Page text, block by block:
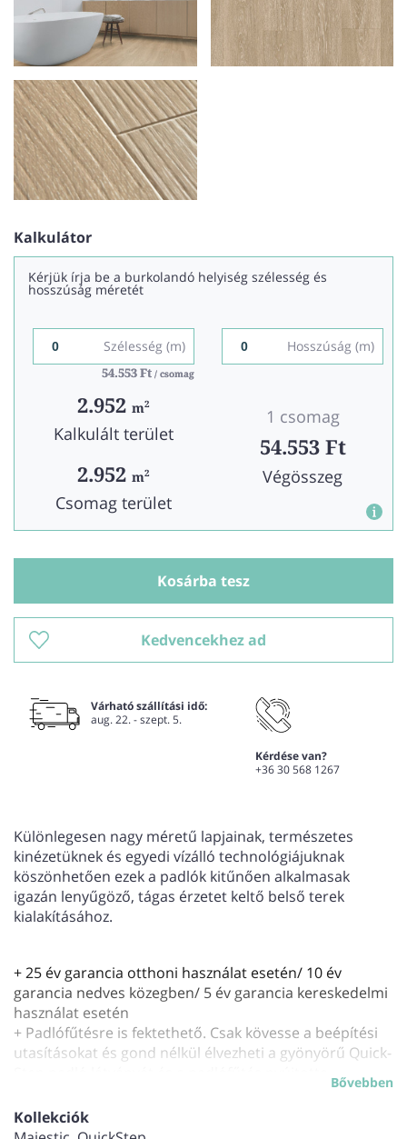
Kalkulátor
Kérjük írja be a burkolandó helyiség szélesség és
hosszúság méretét
Szélesség (m)
54.553 Ft / csomag
2.952 m2
Kalkulált terület
54.553 Ft / csomag
2.952 m2
Csomag terület
Hosszúság (m)
1 csomag
54.553 Ft
Végösszeg
Kosárba tesz
Kedvencekhez ad
Várható szállítási idő:
aug. 22. - szept. 5.
Kérdése van?
+36 30 568 1267
Különlegesen nagy méretű lapjainak, természetes
kinézetüknek és egyedi vízálló technológiájuknak
köszönhetően ezek a padlók kitűnően alkalmasak
igazán lenyűgöző, tágas érzetet keltő belső terek
kialakításához.
+ 25 év garancia otthoni használat esetén/ 10 év
garancia nedves közegben/ 5 év garancia kereskedelmi
használat esetén
+ Padlófűtésre is fektethető. Csak kövesse a beépítési
utasításokat és gond nélkül élvezheti a gyönyörű Quick-
+ A lapok között hagyományos fazetta van, mely
tökéletesen illeszkedik a padló karakteréhez. A deszka
Bővebben
Kollekciók